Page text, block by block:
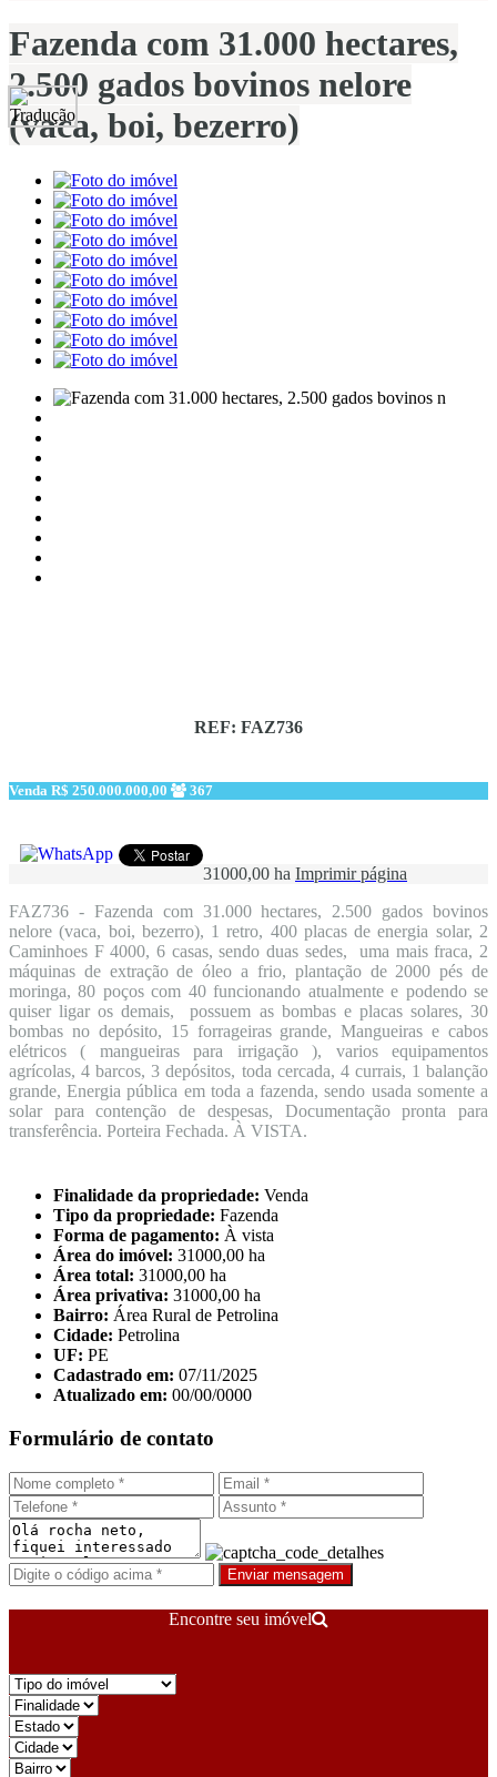
Fazenda com 31.000 hectares,
2.500 gados bovinos nelore
(vaca, boi, bezerro)
REF: FAZ736
Venda R$ 250.000.000,00 367
31000,00 ha Imprimir página
FAZ736 - Fazenda com 31.000 hectares, 2.500 gados bovinos
nelore (vaca, boi, bezerro), 1 retro, 400 placas de energia solar, 2
Caminhoes F 4000, 6 casas, sendo duas sedes, uma mais fraca, 2
máquinas de extração de óleo a frio, plantação de 2000 pés de
moringa, 80 poços com 40 funcionando atualmente e podendo se
quiser ligar os demais, possuem as bombas e placas solares, 30
bombas no depósito, 15 forrageiras grande, Mangueiras e cabos
elétricos ( mangueiras para irrigação ), varios equipamentos
agrícolas, 4 barcos, 3 depósitos, toda cercada, 4 currais, 1 balanção
grande, Energia pública em toda a fazenda, sendo usada somente a
solar para contenção de despesas, Documentação pronta para
transferência. Porteira Fechada. À VISTA.
Finalidade da propriedade: Venda
Tipo da propriedade: Fazenda
Forma de pagamento: À vista
Área do imóvel: 31000,00 ha
Área total: 31000,00 ha
Área privativa: 31000,00 ha
Bairro: Área Rural de Petrolina
Cidade: Petrolina
UF: PE
Cadastrado em: 07/11/2025
Atualizado em: 00/00/0000
Formulário de contato
Enviar mensagem
Encontre seu imóvel